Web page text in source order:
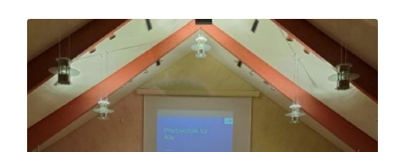
Read
More